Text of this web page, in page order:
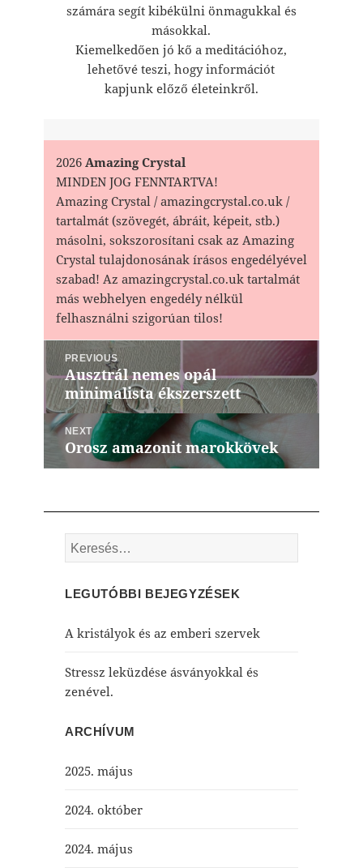
számára segít kibékülni önmagukkal és
másokkal.
Kiemelkedően jó kő a meditációhoz,
lehetővé teszi, hogy információt
kapjunk előző életeinkről.
2026Amazing Crystal
MINDEN JOG FENNTARTVA!
Amazing Crystal / amazingcrystal.co.uk /
tartalmát (szövegét, ábráit, képeit, stb.)
másolni, sokszorosítani csak az Amazing
Crystal tulajdonosának írásos engedélyével
szabad! Az amazingcrystal.co.uk tartalmát
más webhelyen engedély nélkül
felhasználni szigorúan tilos!
Bejegyzés
navigáció
PREVIOUS
Previous
post:
Ausztrál nemes opál
minimalista ékszerszett
NEXT
Next
post:
Orosz amazonit marokkövek
Keresés:
LEGUTÓBBI BEJEGYZÉSEK
A kristályok és az emberi szervek
Stressz leküzdése ásványokkal és
zenével.
ARCHÍVUM
2025. május
2024. október
2024. május